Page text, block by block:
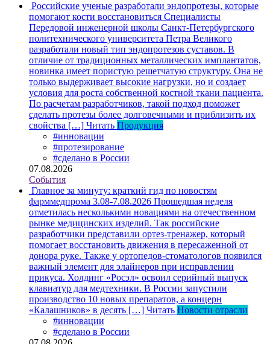
Российские ученые разработали эндопротезы, которые
помогают кости восстановиться Специалисты
Передовой инженерной школы Санкт-Петербургского
политехнического университета Петра Великого
разработали новый тип эндопротезов суставов. В
отличие от традиционных металлических имплантатов,
новинка имеет пористую решетчатую структуру. Она не
только выдерживает высокие нагрузки, но и создает
условия для роста собственной костной ткани пациента.
По расчетам разработчиков, такой подход поможет
сделать протезы более долговечными и приблизить их
свойства […] Читать Продукция
#инновации
#протезирование
#сделано в России
07.08.2026
События
Главное за минуту: краткий гид по новостям
фарммедпрома 3.08-7.08.2026 Прошедшая неделя
отметилась несколькими новациями на отечественном
рынке медицинских изделий. Так российские
разработчики представили ортез-тренажер, который
помогает восстановить движения в пересаженной от
донора руке. Также у ортопедов-стоматологов появился
важный элемент для элайнеров при исправлении
прикуса. Холдинг «Росэл» освоил серийный выпуск
клавиатур для медтехники. В России запустили
производство 10 новых препаратов, а концерн
«Калашников» в десять […] Читать Новости отрасли
#инновации
#сделано в России